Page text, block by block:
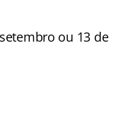
ou 13 de